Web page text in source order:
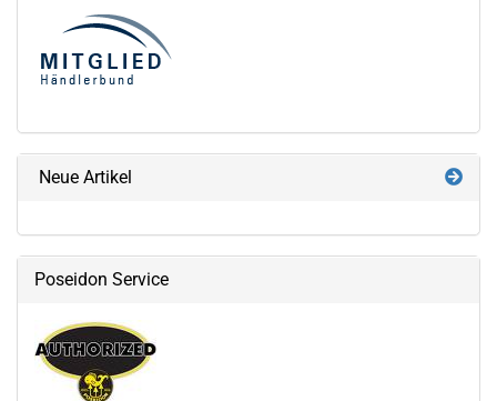
Neue Artikel
Poseidon Service